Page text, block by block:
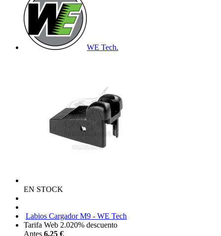
WE Tech.
EN STOCK
Labios Cargador M9 - WE Tech
Tarifa Web 2.020% descuento
Antes 6,25 €